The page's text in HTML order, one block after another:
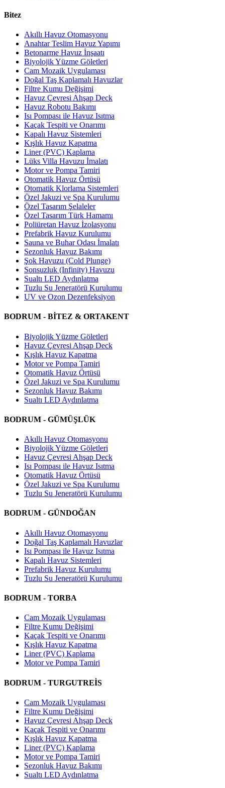
Bitez
Akıllı Havuz Otomasyonu
Anahtar Teslim Havuz Yapımı
Betonarme Havuz İnşaatı
Biyolojik Yüzme Göletleri
Cam Mozaik Uygulaması
Doğal Taş Kaplamalı Havuzlar
Filtre Kumu Değişimi
Havuz Çevresi Ahşap Deck
Havuz Robotu Bakımı
Isı Pompası ile Havuz Isıtma
Kaçak Tespiti ve Onarımı
Kapalı Havuz Sistemleri
Kışlık Havuz Kapatma
Liner (PVC) Kaplama
Lüks Villa Havuzu İmalatı
Motor ve Pompa Tamiri
Otomatik Havuz Örtüsü
Otomatik Klorlama Sistemleri
Özel Jakuzi ve Spa Kurulumu
Özel Tasarım Şelaleler
Özel Tasarım Türk Hamamı
Poliüretan Havuz İzolasyonu
Prefabrik Havuz Kurulumu
Sauna ve Buhar Odası İmalatı
Sezonluk Havuz Bakımı
Şok Havuzu (Cold Plunge)
Sonsuzluk (Infinity) Havuzu
Sualtı LED Aydınlatma
Tuzlu Su Jeneratörü Kurulumu
UV ve Ozon Dezenfeksiyon
BODRUM - BİTEZ & ORTAKENT
Biyolojik Yüzme Göletleri
Havuz Çevresi Ahşap Deck
Kışlık Havuz Kapatma
Motor ve Pompa Tamiri
Otomatik Havuz Örtüsü
Özel Jakuzi ve Spa Kurulumu
Sezonluk Havuz Bakımı
Sualtı LED Aydınlatma
BODRUM - GÜMÜŞLÜK
Akıllı Havuz Otomasyonu
Biyolojik Yüzme Göletleri
Havuz Çevresi Ahşap Deck
Isı Pompası ile Havuz Isıtma
Otomatik Havuz Örtüsü
Özel Jakuzi ve Spa Kurulumu
Tuzlu Su Jeneratörü Kurulumu
BODRUM - GÜNDOĞAN
Akıllı Havuz Otomasyonu
Doğal Taş Kaplamalı Havuzlar
Isı Pompası ile Havuz Isıtma
Kapalı Havuz Sistemleri
Prefabrik Havuz Kurulumu
Tuzlu Su Jeneratörü Kurulumu
BODRUM - TORBA
Cam Mozaik Uygulaması
Filtre Kumu Değişimi
Kaçak Tespiti ve Onarımı
Kışlık Havuz Kapatma
Liner (PVC) Kaplama
Motor ve Pompa Tamiri
BODRUM - TURGUTREİS
Cam Mozaik Uygulaması
Filtre Kumu Değişimi
Havuz Çevresi Ahşap Deck
Kaçak Tespiti ve Onarımı
Kışlık Havuz Kapatma
Liner (PVC) Kaplama
Motor ve Pompa Tamiri
Sezonluk Havuz Bakımı
Sualtı LED Aydınlatma